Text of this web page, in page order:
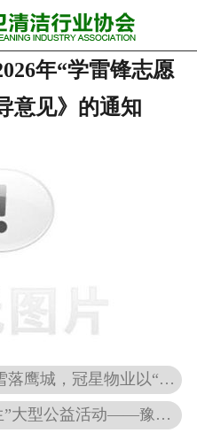
网站首页
协会动态
行业资讯
关于协会
联系我们
年“学雷锋志愿
意见》的通知
上一条：[会员动态]——雪落鹰城，冠星物业以“星”守护暖全城
下一条：“学雷锋、惠民生”大型公益活动——豫环协会员单位在行动